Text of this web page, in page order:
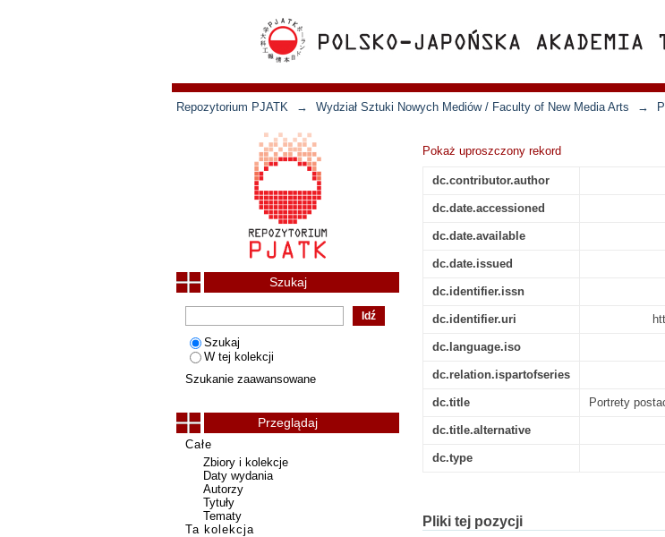
Repozytorium PJATK → Wydział Sztuki Nowych Mediów / Faculty of New Media Arts →
Pokaż uproszczony rekord
dc.contributor.author
dc.date.accessioned
dc.date.available
dc.date.issued
dc.identifier.issn
dc.identifier.uri
dc.language.iso
dc.relation.ispartofseries
dc.title Portrety
dc.title.alternative
dc.type
Pliki tej pozycji
Szukaj
Szukaj
W tej kolekcji
Szukanie zaawansowane
Przeglądaj
Całe
Zbiory i kolekcje
Daty wydania
Autorzy
Tytuły
Tematy
Ta kolekcja